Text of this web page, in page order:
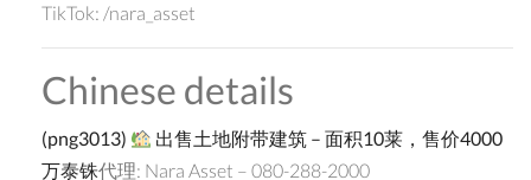
TikTok: /nara_asset
Chinese details
(png3013) 出售土地附带建筑 –面积10莱，售价4000
万泰铢代理: Nara Asset – 080-288-2000